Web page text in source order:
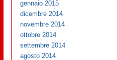
gennaio 2015
dicembre 2014
novembre 2014
ottobre 2014
settembre 2014
agosto 2014